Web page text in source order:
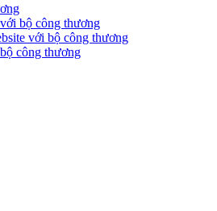
bộ công thương
với bộ công thương
công thương